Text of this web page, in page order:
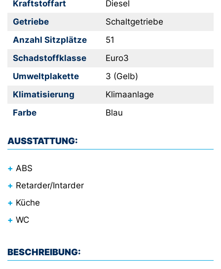
Kraftstoffart
Diesel
Getriebe
Schaltgetriebe
Anzahl Sitzplätze
51
Schadstoffklasse
Euro3
Umweltplakette
3 (Gelb)
Klimatisierung
Klimaanlage
Farbe
Blau
AUSSTATTUNG:
ABS
Retarder/Intarder
Küche
WC
BESCHREIBUNG: